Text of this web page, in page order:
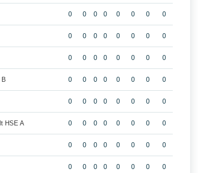
0 0 0 0 0 0 0 0
0 0 0 0 0 0 0 0
0 0 0 0 0 0 0 0
B 0 0 0 0 0 0 0 0
0 0 0 0 0 0 0 0
HSE A 0 0 0 0 0 0 0 0
0 0 0 0 0 0 0 0
0 0 0 0 0 0 0 0